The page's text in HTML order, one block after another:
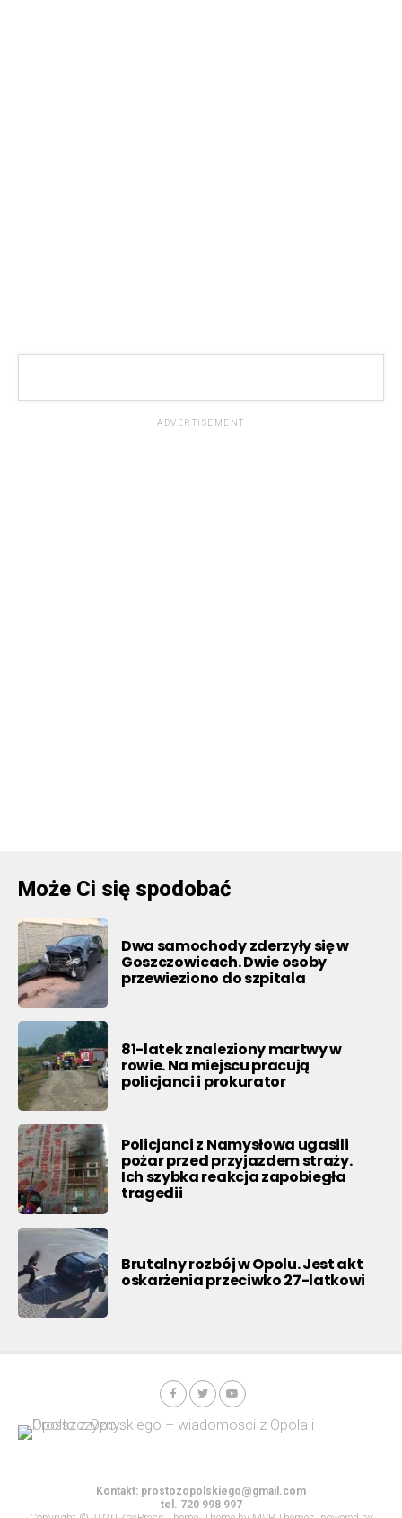
ADVERTISEMENT
Może Ci się spodobać
Dwa samochody zderzyły się w
Goszczowicach. Dwie osoby
przewieziono do szpitala
81-latek znaleziony martwy w
rowie. Na miejscu pracują
policjanci i prokurator
Policjanci z Namysłowa ugasili
pożar przed przyjazdem straży.
Ich szybka reakcja zapobiegła
tragedii
Brutalny rozbój w Opolu. Jest akt
oskarżenia przeciwko 27-latkowi
Kontakt: prostozopolskiego@gmail.com
tel. 720 998 997